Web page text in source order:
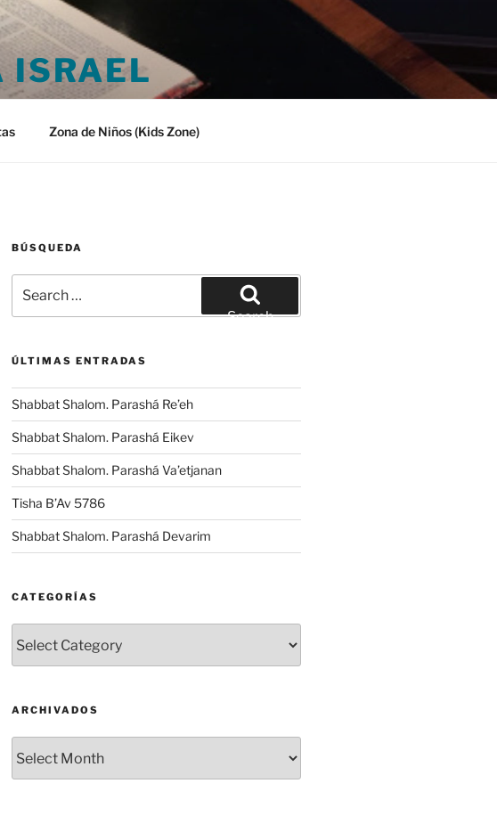
ISRAEL
Zona de Niños (Kids Zone)
BÚSQUEDA
for:
Search
ÚLTIMAS ENTRADAS
Shabbat Shalom. Parashá Re’eh
Shabbat Shalom. Parashá Eikev
Shabbat Shalom. Parashá Va’etjanan
Tisha B’Av 5786
Shabbat Shalom. Parashá Devarim
CATEGORÍAS
ARCHIVADOS